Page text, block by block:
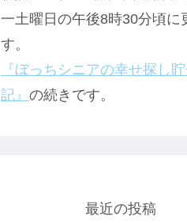
一土曜日の午後8時30分頃に
す。
『ぼっちシニアの幸せ探し
記』 の続きです。
最近の投稿